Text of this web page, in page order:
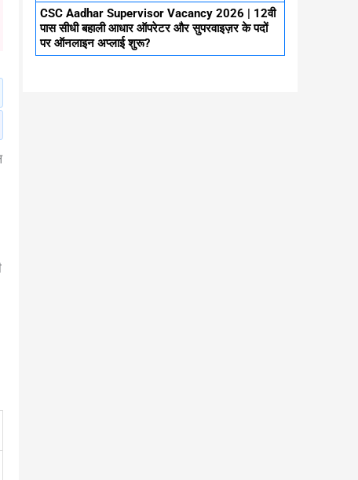
CSC Aadhar Supervisor Vacancy 2026 | 12वी
पास सीधी बहाली आधार ऑपरेटर और सुपरवाइज़र के पदों
पर ऑनलाइन अप्लाई शुरू?